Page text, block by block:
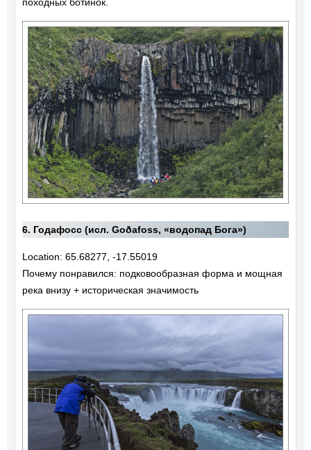
походных ботинок.
6. Годафосс (исл. Goðafoss, «водопад Бога»)
Location: 65.68277, -17.55019
Почему понравился: подковообразная форма и мощная
река внизу + историческая значимость